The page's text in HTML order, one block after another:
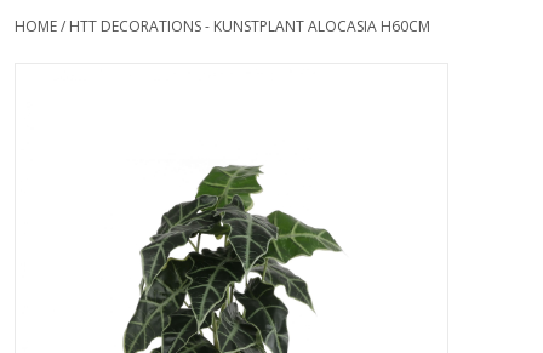
HOME/ HTT DECORATIONS - KUNSTPLANT ALOCASIA H60CM